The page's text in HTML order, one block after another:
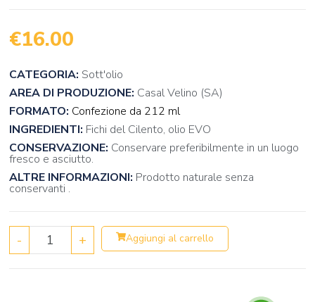
€16.00
CATEGORIA: Sott'olio
AREA DI PRODUZIONE: Casal Velino (SA)
FORMATO: Confezione da 212 ml
INGREDIENTI: Fichi del Cilento, olio EVO
CONSERVAZIONE: Conservare preferibilmente in un luogo
fresco e asciutto.
ALTRE INFORMAZIONI: Prodotto naturale senza
conservanti .
- + Aggiungi al carrello